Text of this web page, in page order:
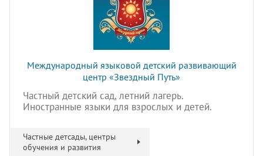
Международный языковой детский развивающий
центр «Звездный Путь»
Частный детский сад, летний лагерь.
Иностранные языки для взрослых и детей.
Частные детсады, центры
обучения и развития